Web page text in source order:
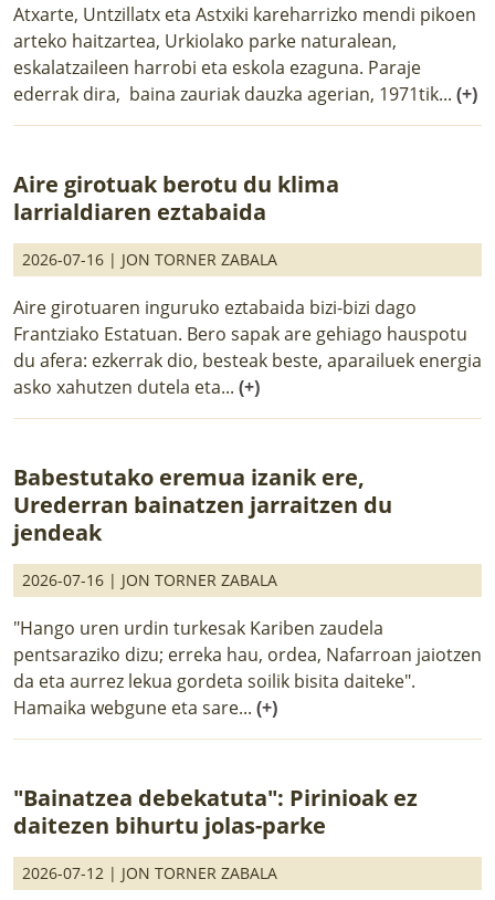
Atxarte, Untzillatx eta Astxiki kareharrizko mendi pikoen
arteko haitzartea, Urkiolako parke naturalean,
eskalatzaileen harrobi eta eskola ezaguna. Paraje
ederrak dira, baina zauriak dauzka agerian, 1971tik... (+)
Aire girotuak berotu du klima
larrialdiaren eztabaida
2026-07-16 | JON TORNER ZABALA
Aire girotuaren inguruko eztabaida bizi-bizi dago
Frantziako Estatuan. Bero sapak are gehiago hauspotu
du afera: ezkerrak dio, besteak beste, aparailuek energia
asko xahutzen dutela eta... (+)
Babestutako eremua izanik ere,
Urederran bainatzen jarraitzen du
jendeak
2026-07-16 | JON TORNER ZABALA
"Hango uren urdin turkesak Kariben zaudela
pentsaraziko dizu; erreka hau, ordea, Nafarroan jaiotzen
da eta aurrez lekua gordeta soilik bisita daiteke".
Hamaika webgune eta sare... (+)
"Bainatzea debekatuta": Pirinioak ez
daitezen bihurtu jolas-parke
2026-07-12 | JON TORNER ZABALA